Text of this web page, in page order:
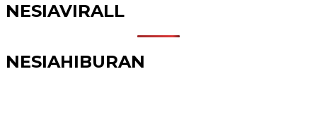
NESIAVIRALL
NESIAHIBURAN